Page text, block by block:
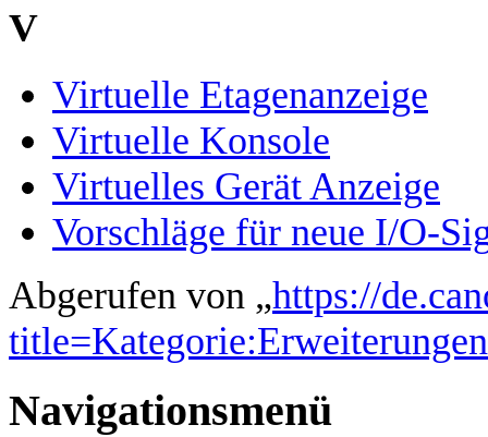
V
Virtuelle Etagenanzeige
Virtuelle Konsole
Virtuelles Gerät Anzeige
Vorschläge für neue I/O-
Abgerufen von „https://
Navigationsmenü